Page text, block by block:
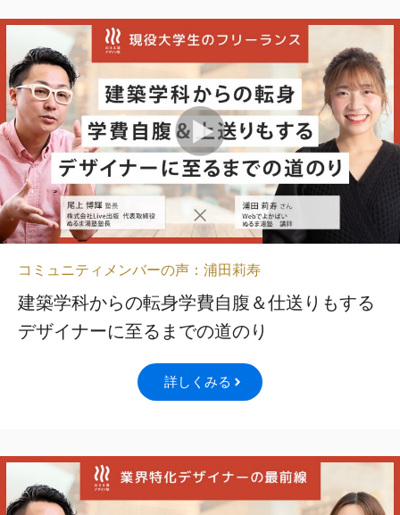
コミュニティメンバーの声：浦田莉寿
建築学科からの転身学費自腹＆仕送りもする
デザイナーに至るまでの道のり
詳しくみる